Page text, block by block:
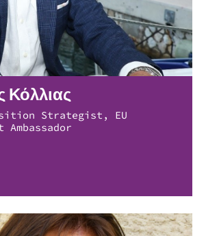
Κόλλιας
Strategist, EU